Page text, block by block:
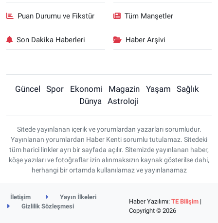
Puan Durumu ve Fikstür Tüm Manşetler
Son Dakika Haberleri Haber Arşivi
Güncel Spor Ekonomi Magazin Yaşam
Sağlık
Dünya
Astroloji
Sitede yayınlanan içerik ve yorumlardan yazarları sorumludur.
Yayınlanan yorumlardan Haber Kenti sorumlu tutulamaz. Sitedeki
tüm harici linkler ayrı bir sayfada açılır. Sitemizde yayınlanan haber,
köşe yazıları ve fotoğraflar izin alınmaksızın kaynak gösterilse dahi,
herhangi bir ortamda kullanılamaz ve yayınlanamaz
İletişim
Yayın İlkeleri
Gizlilik Sözleşmesi
Haber Yazılımı:TE Bilişim |
Copyright © 2026